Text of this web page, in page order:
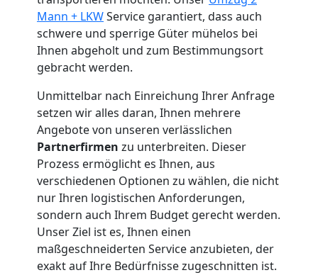
Mann + LKWService garantiert, dass auch
schwere und sperrige Güter mühelos bei
Ihnen abgeholt und zum Bestimmungsort
gebracht werden.
Unmittelbar nach Einreichung Ihrer Anfrage
setzen wir alles daran, Ihnen mehrere
Angebote von unseren verlässlichen
Partnerfirmen zu unterbreiten. Dieser
Prozess ermöglicht es Ihnen, aus
verschiedenen Optionen zu wählen, die nicht
nur Ihren logistischen Anforderungen,
sondern auch Ihrem Budget gerecht werden.
Unser Ziel ist es, Ihnen einen
maßgeschneiderten Service anzubieten, der
exakt auf Ihre Bedürfnisse zugeschnitten ist.
Küchenumzug
Feldkirch
Umzug
und
Lagerung
Feldkirch
Full-